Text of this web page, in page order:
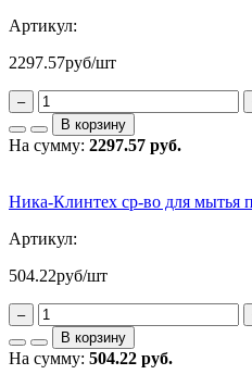
Артикул:
2297.57руб/шт
–
В корзину
На сумму: 2297.57 руб.
Ника-Клинтех ср-во для мытья
Артикул:
504.22руб/шт
–
В корзину
На сумму: 504.22 руб.